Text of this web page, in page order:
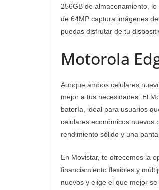
256GB de almacenamiento,
de 64MP captura imágenes
puedas disfrutar de tu
Motorola
Aunque ambos celulares
mejor a tus necesidades. El
batería, ideal para usuarios
celulares económicos nuevos
rendimiento sólido y una
En Movistar, te ofrecemos la
financiamiento flexibles y
nuevos y elige el que mejor